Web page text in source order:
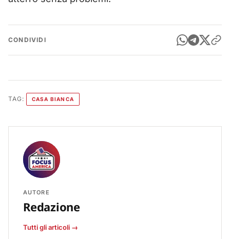
CONDIVIDI
TAG: CASA BIANCA
AUTORE
Redazione
Tutti gli articoli →